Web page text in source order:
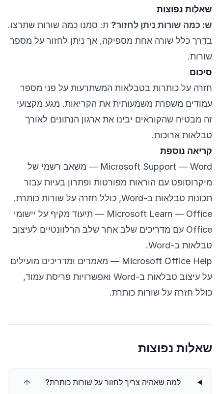
שאלות נפוצות
ש: כמה שורות ניתן לחזור? ת: סמנו כמה שורות שתרצו.
בדרך כלל שורה אחת מספיקה, אך ניתן לחזור על מספר
שורות.
סיכום
חזרה על כותרות בטבלאות המשתרעות על פני מספר
עמודים משפרת משמעותית את הקריאות. מגע מקצועי
זה מבטיח שהקוראים יבינו את ארגון הנתונים לאורך
טבלאות ארוכות.
קריאה נוספת
Microsoft Support — Word — משאב רשמי של
מיקרוסופט עם הוראות מפורטות ופתרון בעיות עבור
תכונות טבלאות ב-Word, כולל חזרה על שורות כותרת.
Microsoft Learn — Office — תיעוד מקיף על יישומי
Office עם מדריכים שלב אחר שלב הרלוונטיים לעיצוב
טבלאות ב-Word.
Microsoft Office Help — מאמרים ומדריכים מועילים
על עיצוב טבלאות ב-Word ואפשרויות פריסת עמוד,
כולל חזרה על שורות כותרת.
שאלות נפוצות
למה שאהיה צריך לחזור על שורות כותרת?